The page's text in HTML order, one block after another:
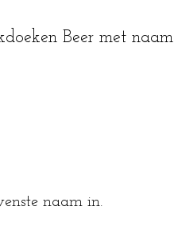
Beer met naam
naam in.